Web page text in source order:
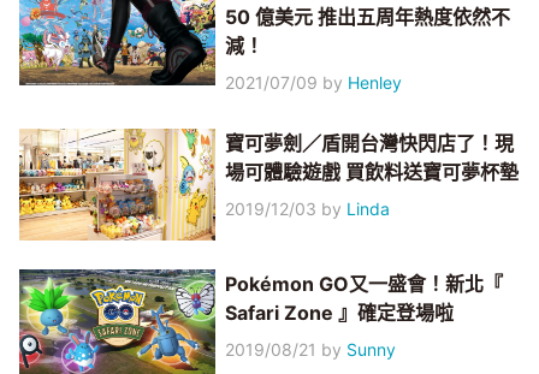
50 億美元 推出五周年熱度依然不
減！
2021/07/09 by Henley
寶可夢劍／盾開台灣快閃店了！現
場可體驗遊戲 買飲料送寶可夢杯墊
2019/12/03 by Linda
Pokémon GO又一盛會！新北『
Safari Zone 』確定登場啦
2019/08/21 by Sunny